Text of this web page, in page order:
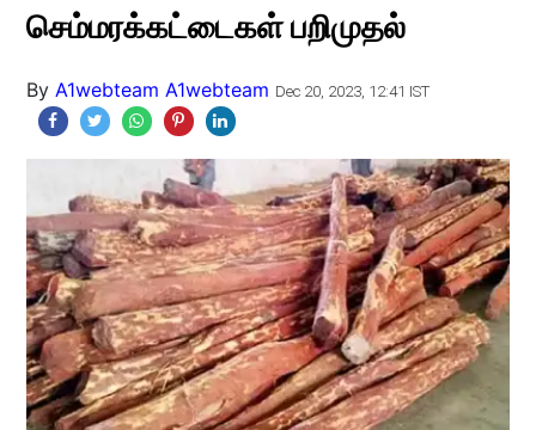
செம்மரக்கட்டைகள் பறிமுதல்
By A1webteam A1webteam Dec 20, 2023, 12:41 IST